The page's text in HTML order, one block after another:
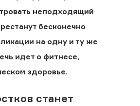
неподходящий
бесконечно
на одну и ту же
идет о фитнесе,
здоровье.
станет